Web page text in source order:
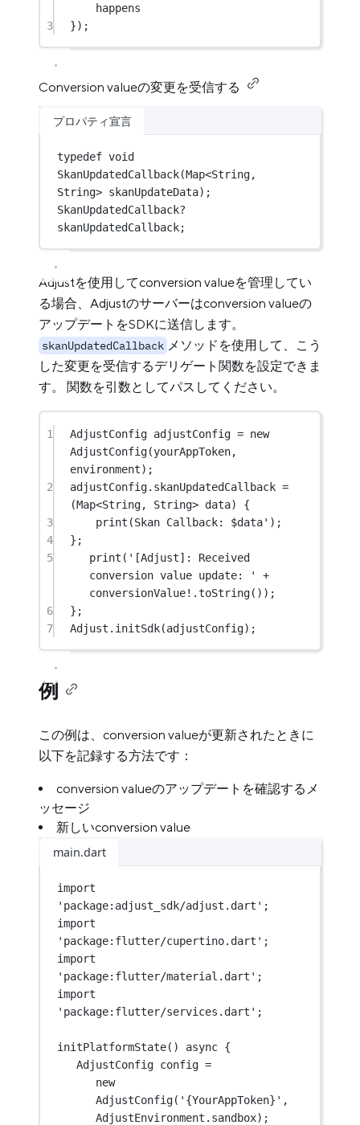
happens
3
});
Conversion valueの変更を受信する
プロパティ宣言
typedef void
SkanUpdatedCallback(Map<String
String> skanUpdateData);
SkanUpdatedCallback?
skanUpdatedCallback;
Adjustを使用してconversion valueを管理してい
る場合、Adjustのサーバーはconversion valueの
アップデートをSDKに送信します。
skanUpdatedCallback メソッドを使用して、こう
した変更を受信するデリゲート関数を設定できま
す。 関数を引数としてパスしてください。
1 AdjustConfig adjustConfig = new
AdjustConfig(yourAppToken,
environment);
2
adjustConfig.skanUpdatedCallback =
(Map<String, String> data) {
3
print (Skan Callback: $data');
4
};
5
print(' [Adjust] :
Received
conversion value update:
' +
conversionValue!.toString());
6
};
7
Adjust.initSdk(adjustConfig);
例
この例は、conversion valueが更新されたときに
以下を記録する方法です：
conversion valueのアップデートを確認するメ
ッセージ
新しいconversion value
main.dart
import
'package:adjust_sdk/adjust.dart' ;
import
'package:flutter/cupertino.dart' ;
import
'package:flutter/material.dart' ;
import
'package:flutter/services.dart' ;
initPlatformState() async {
AdjustConfig config =
new
AdjustConfig( '{YourAppToken}'
AdjustEnvironment .sandbox);